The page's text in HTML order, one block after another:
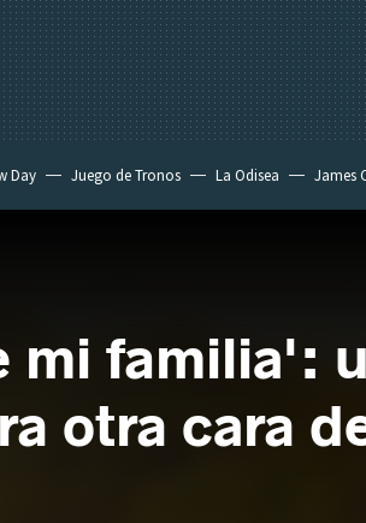
Day Juego de Tronos La Odisea James
familia':
otra cara